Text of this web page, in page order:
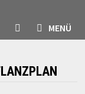
MENÜ